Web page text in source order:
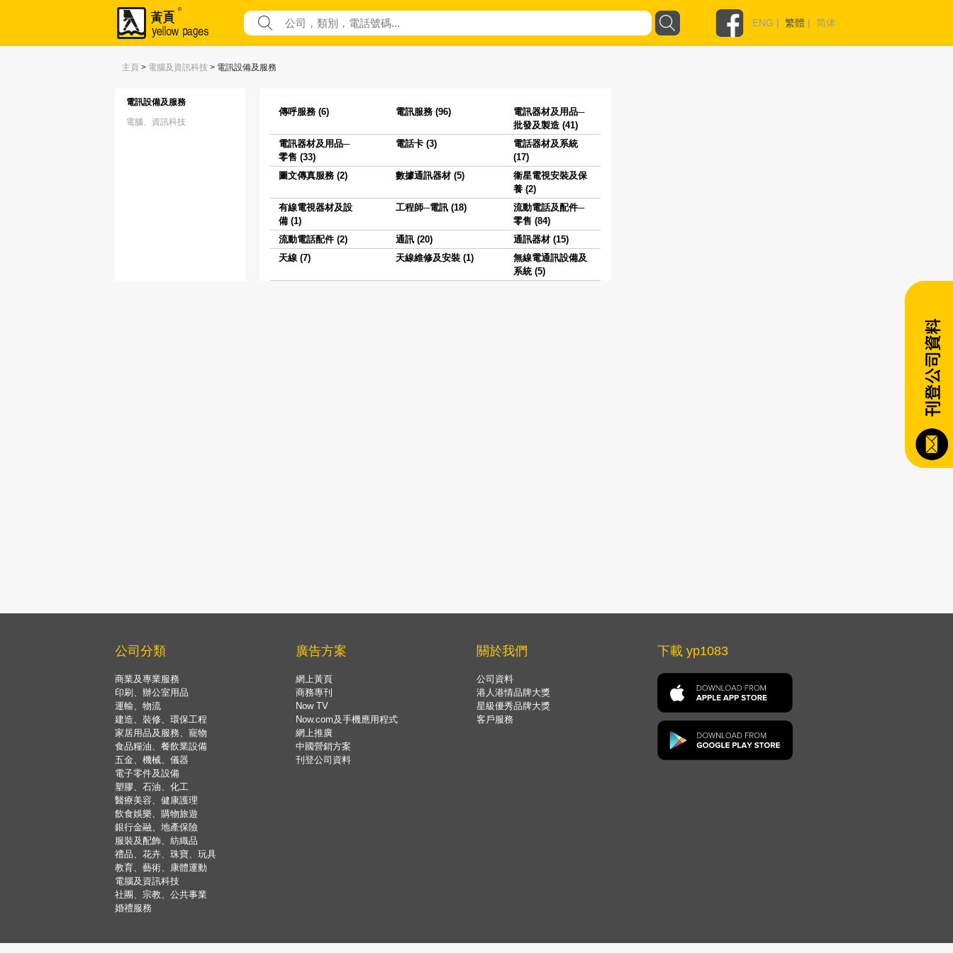
ENG | 繁體 | 简体
主頁 > 電腦及資訊科技 > 電訊設備及服務
電訊設備及服務
電腦、資訊科技
傳呼服務 (6) 電訊服務 (96)
電訊器材及用品─
批發及製造 (41)
電訊器材及用品─
零售 (33)
電話卡 (3)
電話器材及系統
(17)
圖文傳真服務 (2)
數據通訊器材 (5)
衞星電視安裝及保
養 (2)
有線電視器材及設
備 (1)
工程師─電訊 (18)
流動電話及配件─
零售 (84)
流動電話配件 (2)
通訊 (20)
通訊器材 (15)
天線 (7)
天線維修及安裝 (1)
無線電通訊設備及
系統 (5)
公司分類
商業及專業服務
印刷、辦公室用品
運輸、物流
建造、裝修、環保工程
家居用品及服務、寵物
食品糧油、餐飲業設備
五金、機械、儀器
電子零件及設備
塑膠、石油、化工
醫療美容、健康護理
飲食娛樂、購物旅遊
銀行金融、地產保險
服裝及配飾、紡織品
禮品、花卉、珠寶、玩具
教育、藝術、康體運動
電腦及資訊科技
社團、宗教、公共事業
婚禮服務
廣告方案
網上黃頁
商務專刊
Now TV
Now.com及手機應用程式
網上推廣
中國營銷方案
刊登公司資料
關於我們
公司資料
港人港情品牌大獎
星級優秀品牌大獎
客戶服務
下載 yp1083